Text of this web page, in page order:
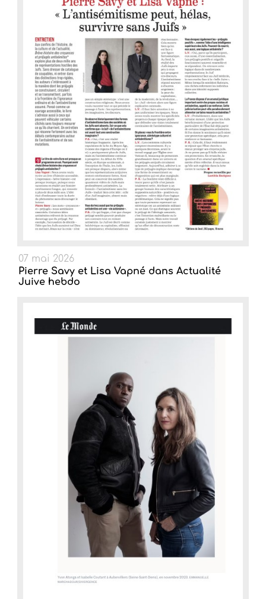
07 mai 2026
Pierre Savy et Lisa Vapné dans Actualité
Juive hebdo